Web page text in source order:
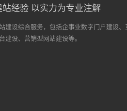
经验 以实力为专业注解
建设综合服务，包括企事业数字门户建设、
建设、营销型网站建设等。